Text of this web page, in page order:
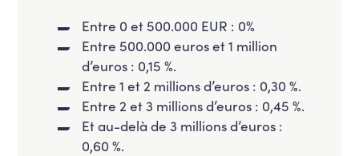
Entre 0 et 500.000 EUR : 0%
Entre 500.000 euros et 1 million
d’euros : 0,15 %.
Entre 1 et 2 millions d’euros : 0,30 %.
Entre 2 et 3 millions d’euros : 0,45 %.
Et au-delà de 3 millions d’euros :
0,60 %.